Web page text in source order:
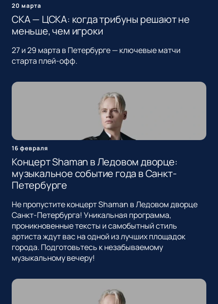
20 марта
СКА — ЦСКА: когда трибуны решают не
меньше, чем игроки
27 и 29 марта в Петербурге — ключевые матчи
старта плей-офф.
16 февраля
Концерт Shaman в Ледовом дворце:
музыкальное событие года в Санкт-
Петербурге
Не пропустите концерт Shaman в Ледовом дворце
Санкт-Петербурга! Уникальная программа,
проникновенные тексты и самобытный стиль
артиста ждут вас на одной из лучших площадок
города. Подготовьтесь к незабываемому
музыкальному вечеру!